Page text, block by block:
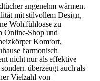
angenehm wärmen.
mit stilvollem Design,
Wohlfühloase zu
Online-Shop und
Komfort,
harmonisch
nicht nur als effektive
überzeugt auch als
Vielzahl von